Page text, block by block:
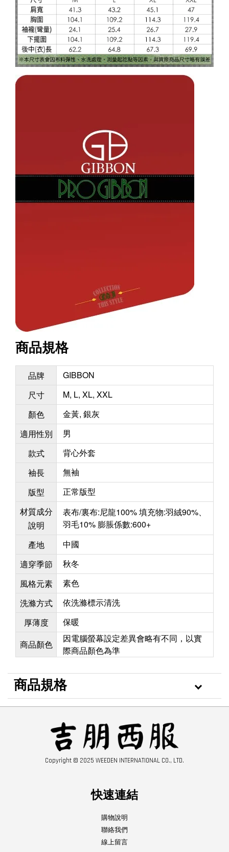
商品規格
品牌
GIBBON
尺寸
M, L, XL, XXL
顏色
金黃, 銀灰
適用性別
男
款式
背心外套
袖長
無袖
版型
正常版型
材質成分
說明
表布/裏布:尼龍100% 填充物:羽絨90%、
羽毛10% 膨脹係數:600+
產地
中國
適穿季節
秋冬
風格元素
素色
洗滌方式
依洗滌標示清洗
厚薄度
保暖
商品顏色
因電腦螢幕設定差異會略有不同，以實
際商品顏色為準
商品規格
Copyright © 2025 WEEDEN INTERNATIONAL CO., LTD.
快速連結
購物說明
聯絡我們
線上留言